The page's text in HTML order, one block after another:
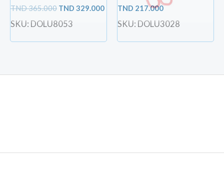
TND365.000 TND 329.000
SKU: DOLU8053
TND 217.000
SKU: DOLU3028